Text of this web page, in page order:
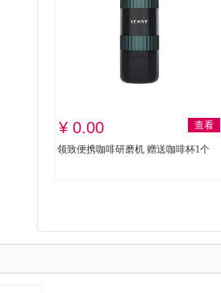
¥ 0.00 查看
领致便携咖啡研磨机 赠送咖啡杯1个